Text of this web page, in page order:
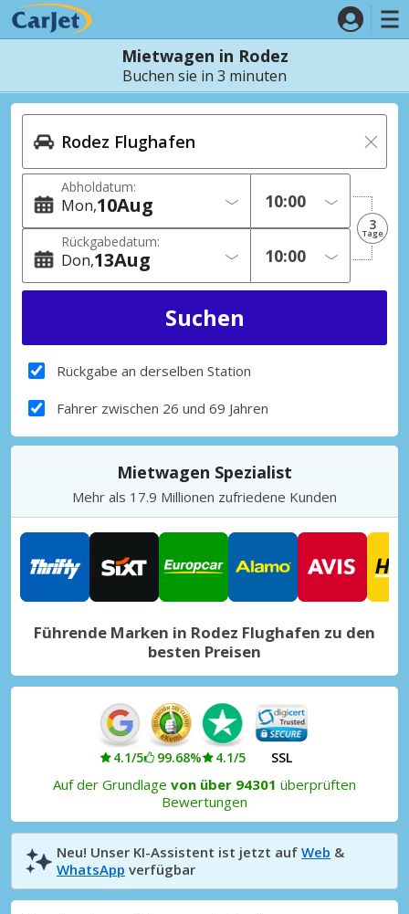
Mietwagen in Rodez
Buchen sie in 3 minuten
Abholdatum:
Mon 10Aug
Rückgabedatum:
Don 13Aug
3
Tage
Rückgabe an derselben Station
Fahrer zwischen 26 und 69 Jahren
Mietwagen Spezialist
Mehr als 17.9 Millionen zufriedene Kunden
Führende Marken in Rodez Flughafen zu den
besten Preisen
4.1/5 99.68% 4.1/5 SSL
Auf der Grundlage von über 94301 überprüften
Bewertungen
Neu! Unser KI-Assistent ist jetzt auf Web &
WhatsApp verfügbar